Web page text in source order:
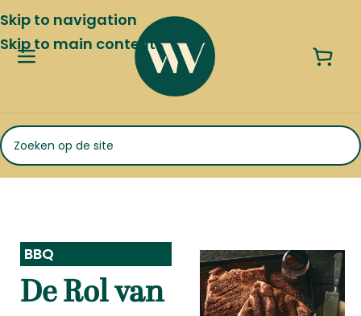
Skip to navigation
Skip to main content
BBQ
De Rol van